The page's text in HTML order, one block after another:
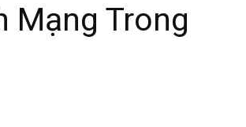
Mạng Trong